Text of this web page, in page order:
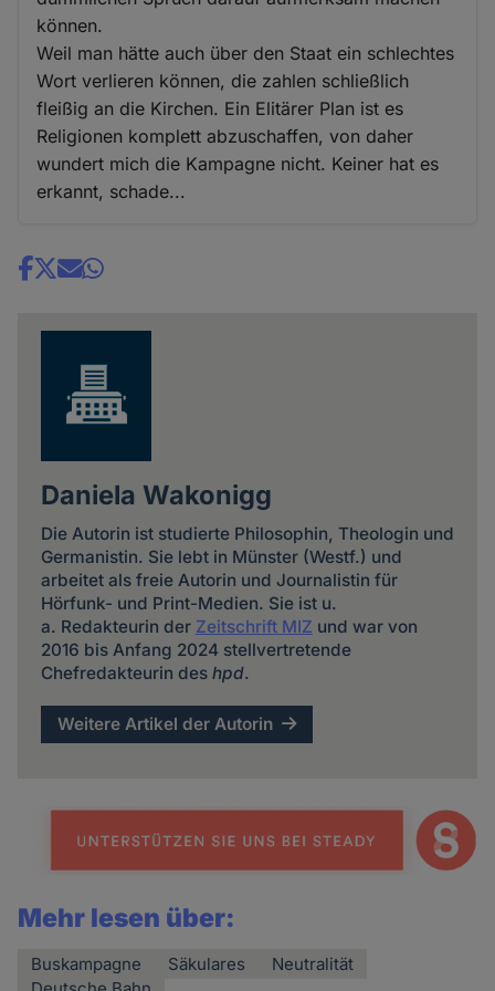
können.
Weil man hätte auch über den Staat ein schlechtes
Wort verlieren können, die zahlen schließlich
fleißig an die Kirchen. Ein Elitärer Plan ist es
Religionen komplett abzuschaffen, von daher
wundert mich die Kampagne nicht. Keiner hat es
erkannt, schade...
Share
Daniela Wakonigg
Die Autorin ist studierte Philosophin, Theologin und
Germanistin. Sie lebt in Münster (Westf.) und
arbeitet als freie Autorin und Journalistin für
Hörfunk- und Print-Medien. Sie ist u.
a. Redakteurin der Zeitschrift MIZ und war von
2016 bis Anfang 2024 stellvertretende
Chefredakteurin des hpd.
Weitere Artikel der Autorin
Mehr lesen über:
Buskampagne Säkulares
Neutralität